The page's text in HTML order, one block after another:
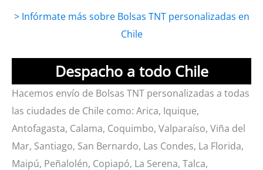
> Infórmate más sobre Bolsas TNT personalizadas en
Chile
Despacho a todo Chile
Hacemos envío de Bolsas TNT personalizadas a todas
las ciudades de Chile como: Arica, Iquique,
Antofagasta, Calama, Coquimbo, Valparaíso, Viña del
Mar, Santiago, San Bernardo, Las Condes, La Florida,
Maipú, Peñalolén, Copiapó, La Serena, Talca,